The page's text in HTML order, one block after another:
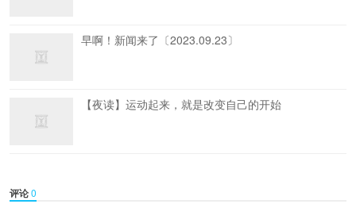
早啊！新闻来了〔2023.09.23〕
【夜读】运动起来，就是改变自己的开始
评论0